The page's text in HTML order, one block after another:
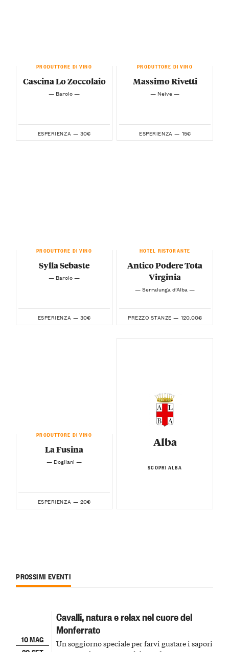
PRODUTTORE DI VINO
Cascina Lo Zoccolaio
— Barolo —
ESPERIENZA — 30€
PRODUTTORE DI VINO
Massimo Rivetti
— Neive —
ESPERIENZA — 15€
PRODUTTORE DI VINO
Sylla Sebaste
— Barolo —
ESPERIENZA — 30€
HOTEL RISTORANTE
Antico Podere Tota
Virginia
— Serralunga d’Alba —
PREZZO STANZE — 120.00€
PRODUTTORE DI VINO
La Fusina
— Dogliani —
ESPERIENZA — 20€
Alba
SCOPRI ALBA
PROSSIMI EVENTI
10 MAG
Cavalli, natura e relax nel cuore del
Monferrato
Un soggiorno speciale per farvi gustare i sapori